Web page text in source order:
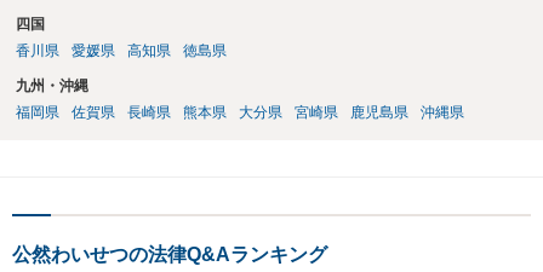
四国
香川県
愛媛県 高知県 徳島県
九州・沖縄
福岡県
佐賀県 長崎県 熊本県 大分県 宮崎県 鹿児島県 沖縄県
公然わいせつの法律Q&Aランキング